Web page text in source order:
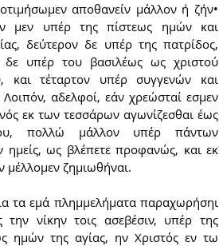
αποθανείν μάλλον ή ζήν•
μεν υπέρ της πίστεως ημών και
δεύτερον δε υπέρ της πατρίδος,
δε υπέρ του βασιλέως ως χριστού
και τέταρτον υπέρ συγγενών και
αδελφοί, εάν χρεώσταί εσμεν
εκ των τεσσάρων αγωνίζεσθαι έως
πολλώ μάλλον υπέρ πάντων
ημείς, ως βλέπετε προφανώς, και εκ
μέλλομεν ζημιωθήναι.
την νίκην τοις ασεβέσιν, υπέρ της
ημών της αγίας, ην Χριστός εν τω